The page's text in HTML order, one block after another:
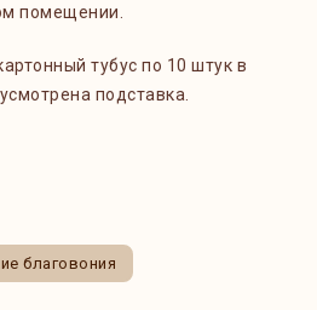
помещении.
тубус по 10 штук в
подставка.
благовония